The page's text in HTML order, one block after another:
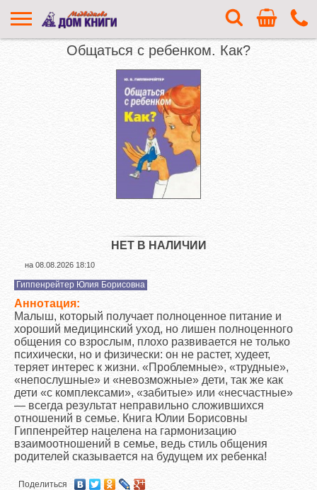
Общаться с ребенком. Как?
Гиппенрейтер Юлия Борисовна
Аннотация:
Малыш, который получает полноценное питание и
хороший медицинский уход, но лишен полноценного
общения со взрослым, плохо развивается не только
психически, но и физически: он не растет, худеет,
теряет интерес к жизни. «Проблемные», «трудные»,
«непослушные» и «невозможные» дети, так же как
дети «с комплексами», «забитые» или «несчастные»
— всегда результат неправильно сложившихся
отношений в семье. Книга Юлии Борисовны
Гиппенрейтер нацелена на гармонизацию
взаимоотношений в семье, ведь стиль общения
родителей сказывается на будущем их ребенка!
Поделиться
НЕТ В НАЛИЧИИ
на 08.08.2026 18:10